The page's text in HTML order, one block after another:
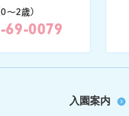
〜2歳)
69-0079
入園案内